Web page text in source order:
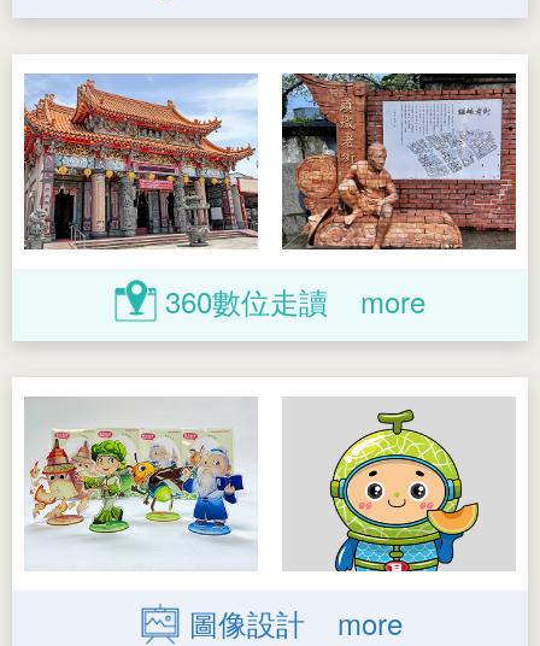
360數位走讀 more
圖像設計 more